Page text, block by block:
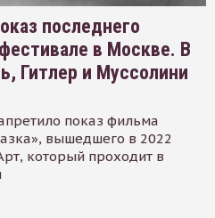
последнего
в Москве. В
Гитлер и Муссолини
показ фильма
вышедшего в 2022
который проходит в